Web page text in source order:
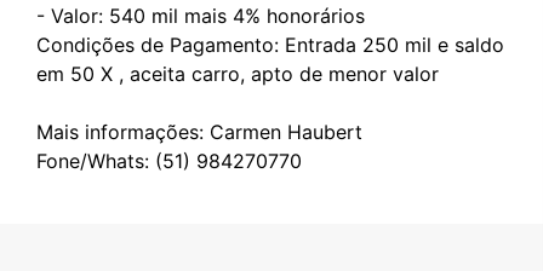
- Valor: 540 mil mais 4% honorários
Condições de Pagamento: Entrada 250 mil e saldo
em 50 X , ⁠aceita carro, apto de menor valor
Mais informações: Carmen Haubert